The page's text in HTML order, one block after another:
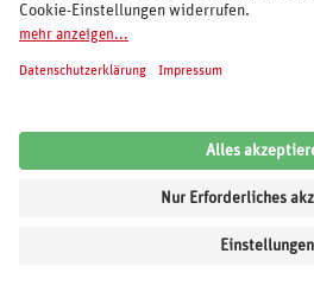
3 Nächte, August 2026 - Oktober 2027
Doppelzimmer Natur (DZ), Halbpension
mit Flug ab € 463.-